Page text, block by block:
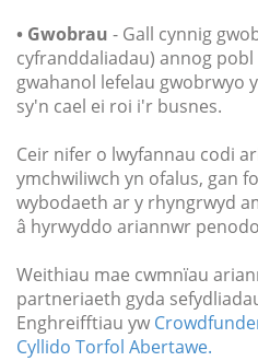
• Gwobrau - Gall cynnig
cyfranddaliadau) annog
gwahanol lefelau gwobrwyo
sy'n cael ei roi i'r busnes.
Ceir nifer o lwyfannau codi
ymchwiliwch yn ofalus, gan
wybodaeth ar y rhyngrwyd
â hyrwyddo ariannwr
Weithiau mae cwmnïau
partneriaeth gyda
Enghreifftiau yw
Cyllido Torfol Abertawe.